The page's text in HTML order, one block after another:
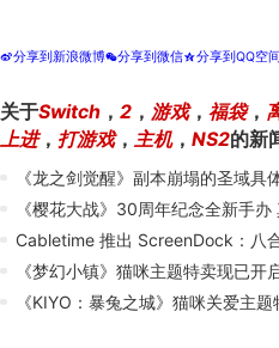
t分享到新浪微博w分享到微信z分享到QQ空间
关于Switch ， 2 ， 游戏， 福袋，
上进， 打游戏， 主机， NS2的新
《樱花大战》30周年纪念全新手
《梦幻小镇》猫咪主题特卖现已开
《KIYO：暴兔之城》猫咪关爱主